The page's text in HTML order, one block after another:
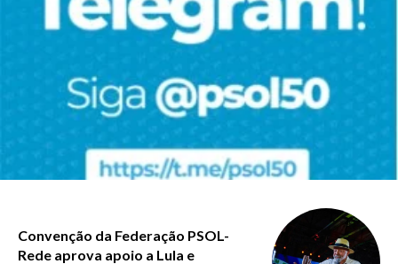
Convenção da Federação PSOL-
Rede aprova apoio a Lula e